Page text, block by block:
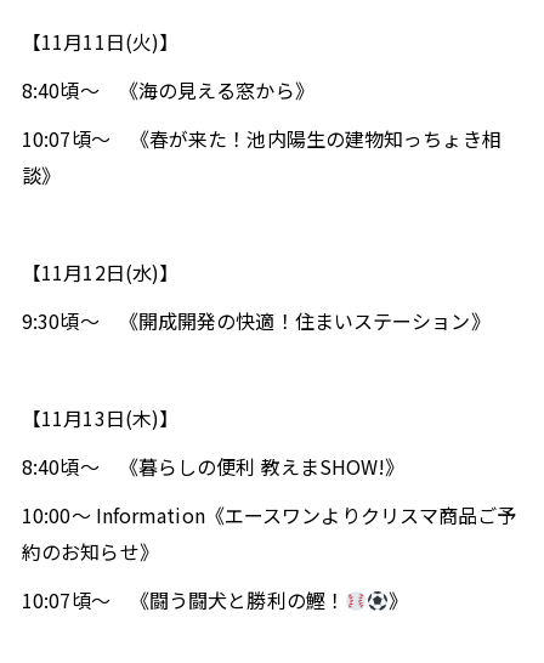
【11月11日(火)】
8:40頃～ 《海の見える窓から》
10:07頃～ 《春が来た！池内陽生の建物知っちょき相
談》
【11月12日(水)】
9:30頃～ 《開成開発の快適！住まいステーション》
【11月13日(木)】
8:40頃～ 《暮らしの便利 教えまSHOW!》
10:00～ Information《エースワンよりクリスマ商品ご予
約のお知らせ》
10:07頃～ 《闘う闘犬と勝利の鰹！
》
Podcastで聴く
末にダウンロードしておけばオフラインでも聴くこと